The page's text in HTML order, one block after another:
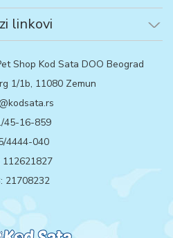
linkovi
Shop Kod Sata DOO Beograd
1/1b, 11080 Zemun
45-16-859
4444-040
112621827
21708232